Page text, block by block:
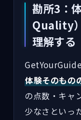
勘所3：
Quality
理解する
体験そのもの
の点数・キャ
少なさといっ